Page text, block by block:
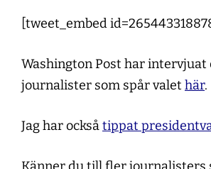
[tweet_embed
Washington Post har
journalister som spår valet här.
Jag har ocksåtippat